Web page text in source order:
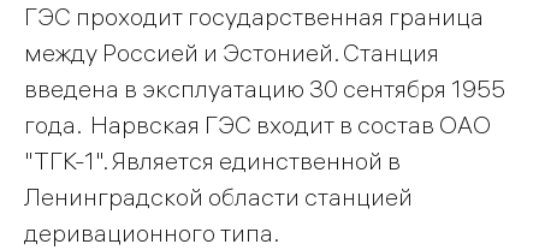
ГЭС проходит государственная граница
между Россией и Эстонией. Станция
введена в эксплуатацию 30 сентября 1955
года. Нарвская ГЭС входит в состав ОАО
"ТГК-1". Является единственной в
Ленинградской области станцией
деривационного типа.